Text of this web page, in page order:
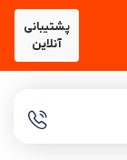
پشتیبانی
آنلاین